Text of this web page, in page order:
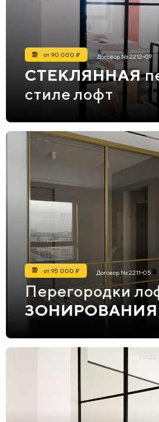
от 90 000 ₽ Договор № 2212-09
СТЕКЛЯННАЯ
стиле лофт
от 95 000 ₽ Договор № 2211-05
Перегородки
ЗОНИРОВАНИЯ